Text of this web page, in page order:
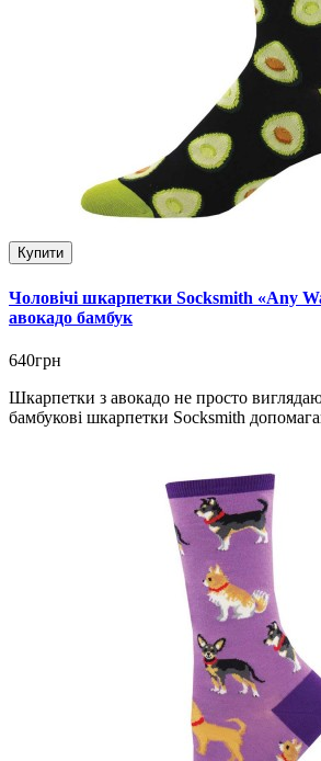
Купити
Чоловічі шкарпетки Socksmith «Any
авокадо бамбук
640грн
Шкарпетки з авокадо не просто
бамбукові шкарпетки Socksmith